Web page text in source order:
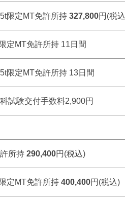
限定MT免許所持 327,800円(税
定MT免許所持 11日間
限定MT免許所持 13日間
試験交付手数料2,900円
所持 290,400円(税込)
定MT免許所持 400,400円(税込)